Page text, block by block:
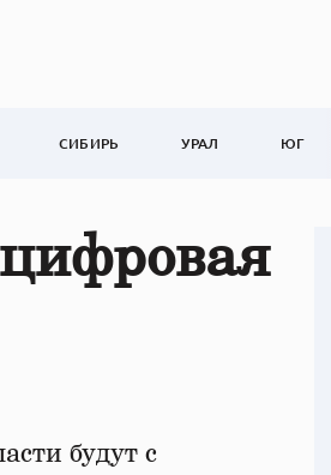
СИБИРЬ УРАЛ ЮГ
будут с